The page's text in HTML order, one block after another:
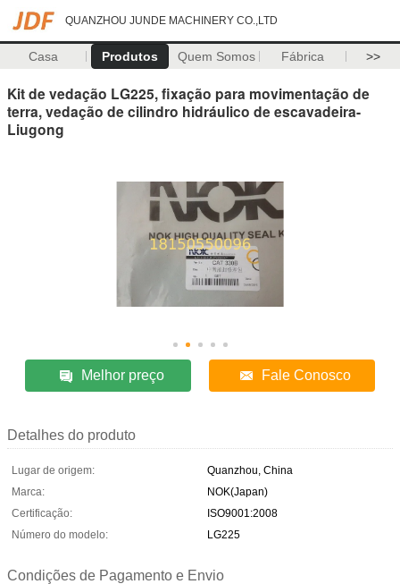
QUANZHOU JUNDE MACHINERY CO.,LTD
Casa Produtos Quem Somos Fábrica >>
Kit de vedação LG225, fixação para movimentação de
terra, vedação de cilindro hidráulico de escavadeira-
Liugong
Melhor preço Fale Conosco
Detalhes do produto
Lugar de origem:
Quanzhou, China
Marca:
NOK(Japan)
Certificação:
ISO9001:2008
Número do modelo:
LG225
Condições de Pagamento e Envio